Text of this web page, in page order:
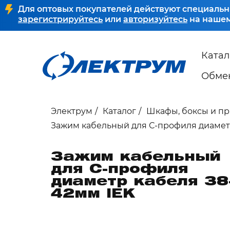
Для оптовых покупателей действуют
зарегистрируйтесь или авторизуйтесь на
Электрум Каталог
Шкафы, боксы и
Зажим кабельный для С-профиля
Зажим кабельный
для С-профиля
диаметр кабеля
42мм IEK